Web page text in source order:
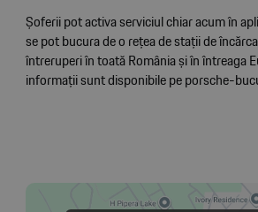
Șoferii pot activa serviciul chiar acum în
se pot bucura de o rețea de stații de
întreruperi în toată România și în întreaga
informații sunt disponibile peporsche-